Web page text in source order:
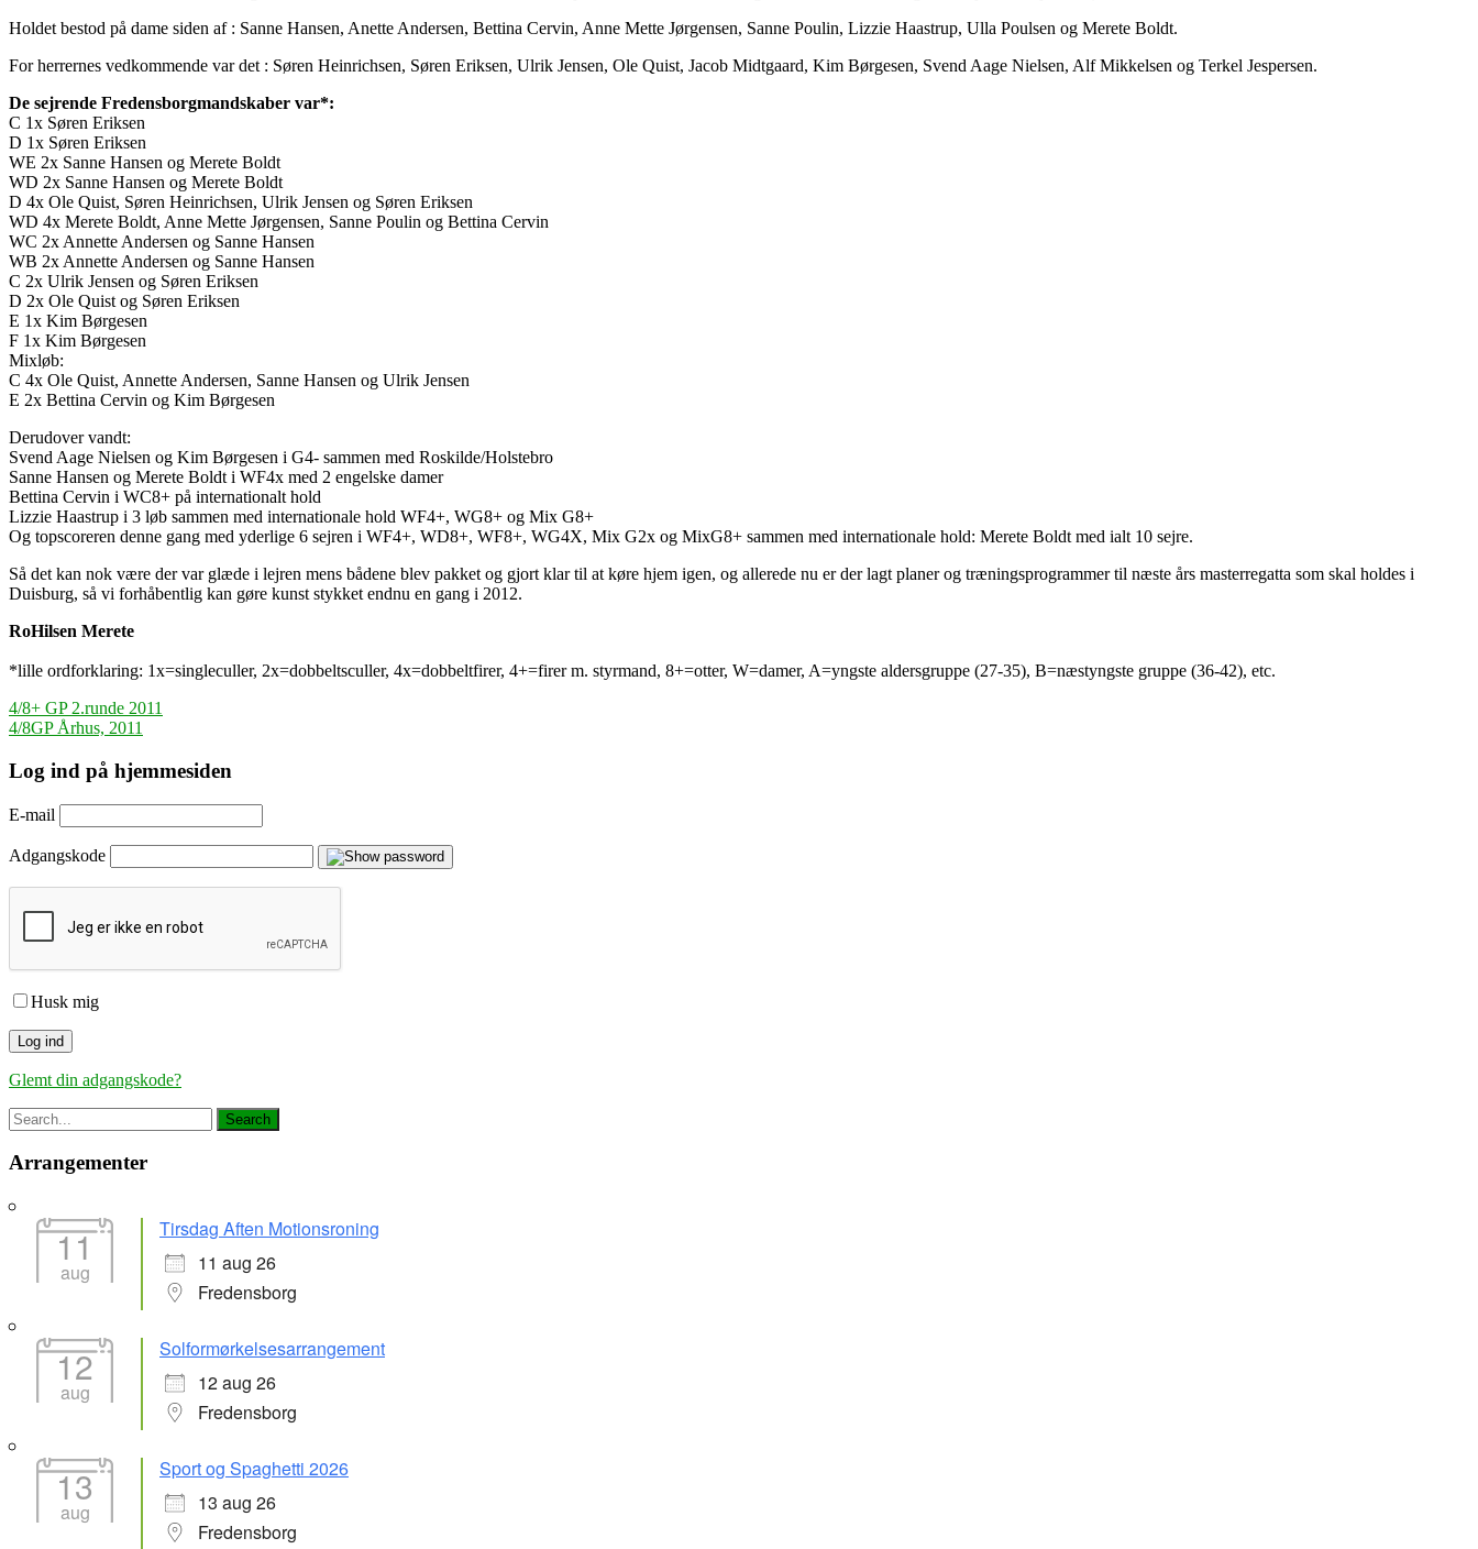
Holdet bestod på dame siden af : Sanne Hansen, Anette Andersen, Bettina Cervin, Anne Mette Jørgensen, Sanne Poulin, Lizzie Haastrup, Ulla Poulsen og Merete Boldt.
For herrernes vedkommende var det : Søren Heinrichsen, Søren Eriksen, Ulrik Jensen, Ole Quist, Jacob Midtgaard, Kim Børgesen, Svend Aage Nielsen, Alf Mikkelsen og Terkel Jespersen.
De sejrende Fredensborgmandskaber var*:
C 1x Søren Eriksen
D 1x Søren Eriksen
WE 2x Sanne Hansen og Merete Boldt
WD 2x Sanne Hansen og Merete Boldt
D 4x Ole Quist, Søren Heinrichsen, Ulrik Jensen og Søren Eriksen
WD 4x Merete Boldt, Anne Mette Jørgensen, Sanne Poulin og Bettina Cervin
WC 2x Annette Andersen og Sanne Hansen
WB 2x Annette Andersen og Sanne Hansen
C 2x Ulrik Jensen og Søren Eriksen
D 2x Ole Quist og Søren Eriksen
E 1x Kim Børgesen
F 1x Kim Børgesen
Mixløb:
C 4x Ole Quist, Annette Andersen, Sanne Hansen og Ulrik Jensen
E 2x Bettina Cervin og Kim Børgesen
Derudover vandt:
Svend Aage Nielsen og Kim Børgesen i G4- sammen med Roskilde/Holstebro
Sanne Hansen og Merete Boldt i WF4x med 2 engelske damer
Bettina Cervin i WC8+ på internationalt hold
Lizzie Haastrup i 3 løb sammen med internationale hold WF4+, WG8+ og Mix G8+
Og topscoreren denne gang med yderlige 6 sejren i WF4+, WD8+, WF8+, WG4X, Mix G2x og MixG8+ sammen med internationale hold: Merete Boldt med ialt 10 sejre.
Så det kan nok være der var glæde i lejren mens bådene blev pakket og gjort klar til at køre hjem igen, og allerede nu er der lagt planer og træningsprogrammer til næste års masterregatta som skal holdes i
Duisburg, så vi forhåbentlig kan gøre kunst stykket endnu en gang i 2012.
RoHilsen Merete
*lille ordforklaring: 1x=singleculler, 2x=dobbeltsculler, 4x=dobbeltfirer, 4+=firer m. styrmand, 8+=otter, W=damer, A=yngste aldersgruppe (27-35), B=næstyngste gruppe (36-42), etc.
Indlægsnavigation
4/8+ GP 2.runde 2011
4/8GP Århus, 2011
Log ind på hjemmesiden
E-mail
Adgangskode
Husk mig
Glemt din adgangskode?
Arrangementer
11
aug
Tirsdag Aften Motionsroning
11 aug 26
Fredensborg
12
aug
Solformørkelsesarrangement
12 aug 26
Fredensborg
13
aug
Sport og Spaghetti 2026
13 aug 26
Fredensborg